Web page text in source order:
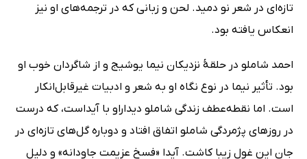
تازه‌ای در شعر نو دمید. لحن و زبانی که در ترجمه‌های او نیز
انعکاس یافته بود.
احمد شاملو در حلقۀ نزدیکان نیما یوشیج و از شاگردان خوب او
بود. تأثیر نیما در نوع نگاه او به شعر و ادبیات غیرقابل‌انکار
است. اما نقطه‌عطف زندگی شاملو دیداراو با آیداست، که درست
در روزهای پژمردگی شاملو اتفاق افتاد و دوباره گل‌های تازه‌ای در
جان این غول زیبا کاشت. آیدا «فسخ عزیمت جاودانه» و دلیل